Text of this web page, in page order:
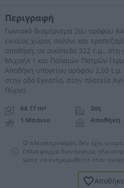
Περιγραφή
Γωνιακό διαμέρισμα 2ου ορόφου
ενιαίος χώρος σαλόνι και
αποθήκη, σε οικόπεδο 322 τ.μ.,
Μιχαήλ 1 και Παλαιών Πατρών
Αποθήκη υπογείου ορόφου 2,50
στην οδό Εγνατία, στην πλατεία
Πύργο.
64.17 m² 2ος
1 Μπάνιο
Αποθήκη
Ο πλειστηριασμός δεν έχει
(πλατφόρμα διενέργειας
ώστε να ενημερωθείτε όταν